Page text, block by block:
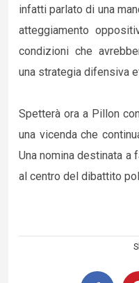
infatti parlato di una
atteggiamento
condizioni che
una strategia difensiva
Spetterà ora a Pillon
una vicenda che
Una nomina destinata a
al centro del dibattito